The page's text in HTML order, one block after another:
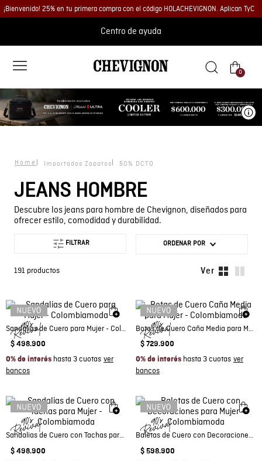
¡Bienvenido! 25% en tu primera compra con el código HOLACHEVIGNON. Aplican TyC
Centro de ayuda
0
Importados Zapatos 50% DCTO
JEANS HOMBRE
Descubre los jeans para hombre de Chevignon, diseñados para
ofrecer estilo, comodidad y durabilidad.
FILTRAR ORDENAR POR
191 productos
Sandalias de Cuero para Mujer - Colombiamoda
$ 498.900
0% de interés hasta 3 cuotas
Botas de Cuero Caña Media para Mujer - Colombiamoda
$ 729.900
0% de interés hasta 3 cuotas
Sandalias de Cuero con Tachas para Mujer - Colombiamoda
$ 498.900
Baletas de Cuero con Decoraciones para Mujer - Colombiamoda
$ 598.900